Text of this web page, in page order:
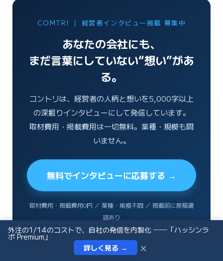
COMTRI ｜ 経営者インタビュー掲載 募集中
あなたの会社にも、
まだ言葉にしていない“想い”があ
る。
コントリは、経営者の人柄と想いを5,000字以上
の深掘りインタビューにして発信しています。
取材費用・掲載費用は一切無料。業種・規模も問
いません。
無料でインタビューに応募する →
取材費用・掲載費用0円 ／ 業種・規模不問 ／ 掲載前に原稿確
認あり
インタビュー依頼
外注の1/14のコストで、自社の発信を内製化 ──「ハッシンラ
ボ Premium」
詳しく見る →
×